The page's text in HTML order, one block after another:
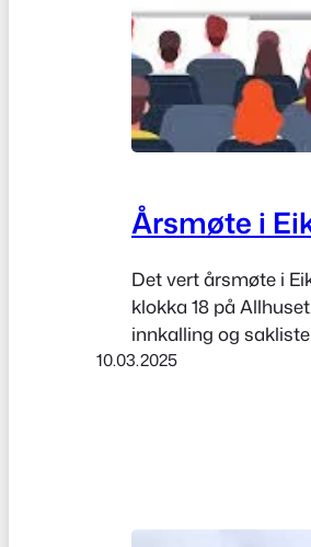
Årsmøte i
Det vert årsmøte i
klokka 18 på
innkalling og
4. Val av to
10.03.2025